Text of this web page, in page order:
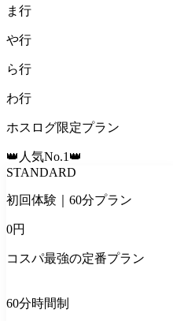
ま 行
や行
ら行
わ行
ホスログ限定プラン
👑人気No.1👑
STANDARD
初回体験｜60分プラン
0円
コスパ最強の定番プラン
60分時間制